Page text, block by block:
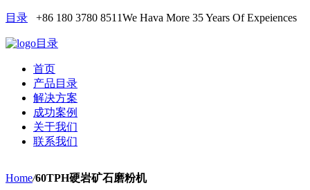
目录 +86 180 3780 8511We Hava More 35 Years Of Expeiences
目录
首页
产品目录
解决方案
成功案例
关于我们
联系我们
Home/60TPH硬岩矿石磨粉机